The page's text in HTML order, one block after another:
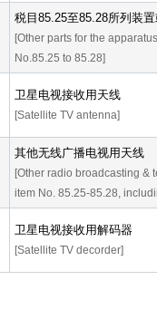
税目85.25至85.28所列装
[Other parts for the
No.85.25 to 85.28]
卫星电视接收用天线
[Satellite TV antenna]
其他无线广播电视用天线
[Other radio broadcasting &
item No. 85.25-85.28,
卫星电视接收用解码器
[Satellite TV decorder]